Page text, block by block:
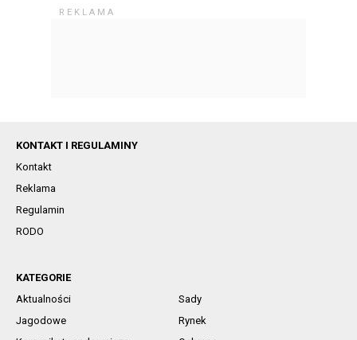
KONTAKT I REGULAMINY
Kontakt
Reklama
Regulamin
RODO
KATEGORIE
Aktualności
Sady
Jagodowe
Rynek